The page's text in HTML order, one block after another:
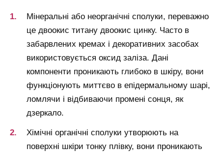
Мінеральні або неорганічні сполуки, переважно
це двоокис титану двоокис цинку. Часто в
забарвлених кремах і декоративних засобах
використовується оксид заліза. Дані
компоненти проникають глибоко в шкіру, вони
функціонують миттєво в епідермальному шарі,
ломлячи і відбиваючи промені сонця, як
дзеркало.
Хімічні органічні сполуки утворюють на
поверхні шкіри тонку плівку, вони проникають